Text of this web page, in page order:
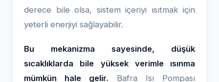
derece bile olsa, sistem içeriyi ısıtmak için
yeterli enerjiyi sağlayabilir.
Bu mekanizma sayesinde, düşük
sıcaklıklarda bile yüksek verimle ısınma
mümkün hale gelir. Bafra Isı Pompası